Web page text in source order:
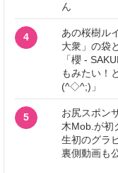
ん
4
あの桜樹ル
大衆」の袋
「櫻 -
もみたい！
(^◇^;)」
5
お尻スポン
木Mob.が初
生初のグラ
裏側動画も